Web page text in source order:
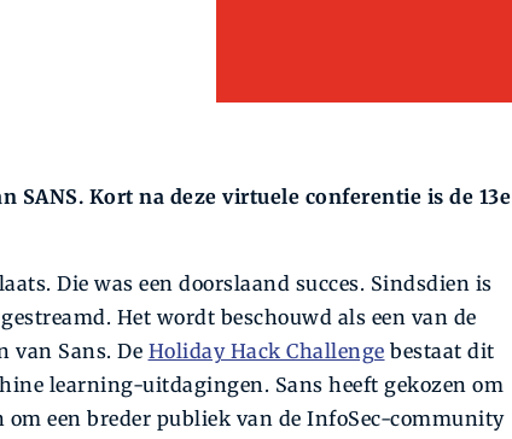
SANS. Kort na deze virtuele conferentie is de 13e
Die was een door­slaand succes. Sindsdien is
Het wordt beschouwd als een van de
van Sans. De Holiday Hack Challenge bestaat dit
learning-uitdagingen. Sans heeft gekozen om
een breder publiek van de InfoSec-community